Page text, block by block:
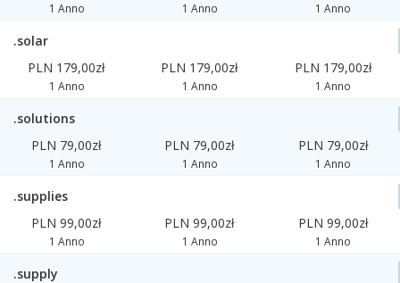
1 Anno 1 Anno 1 Anno
.solar
PLN 179,00zł
1 Anno
PLN 179,00zł
1 Anno
PLN 179,00zł
1 Anno
.solutions
PLN 79,00zł
1 Anno
PLN 79,00zł
1 Anno
PLN 79,00zł
1 Anno
.supplies
PLN 99,00zł
1 Anno
PLN 99,00zł
1 Anno
PLN 99,00zł
1 Anno
.supply